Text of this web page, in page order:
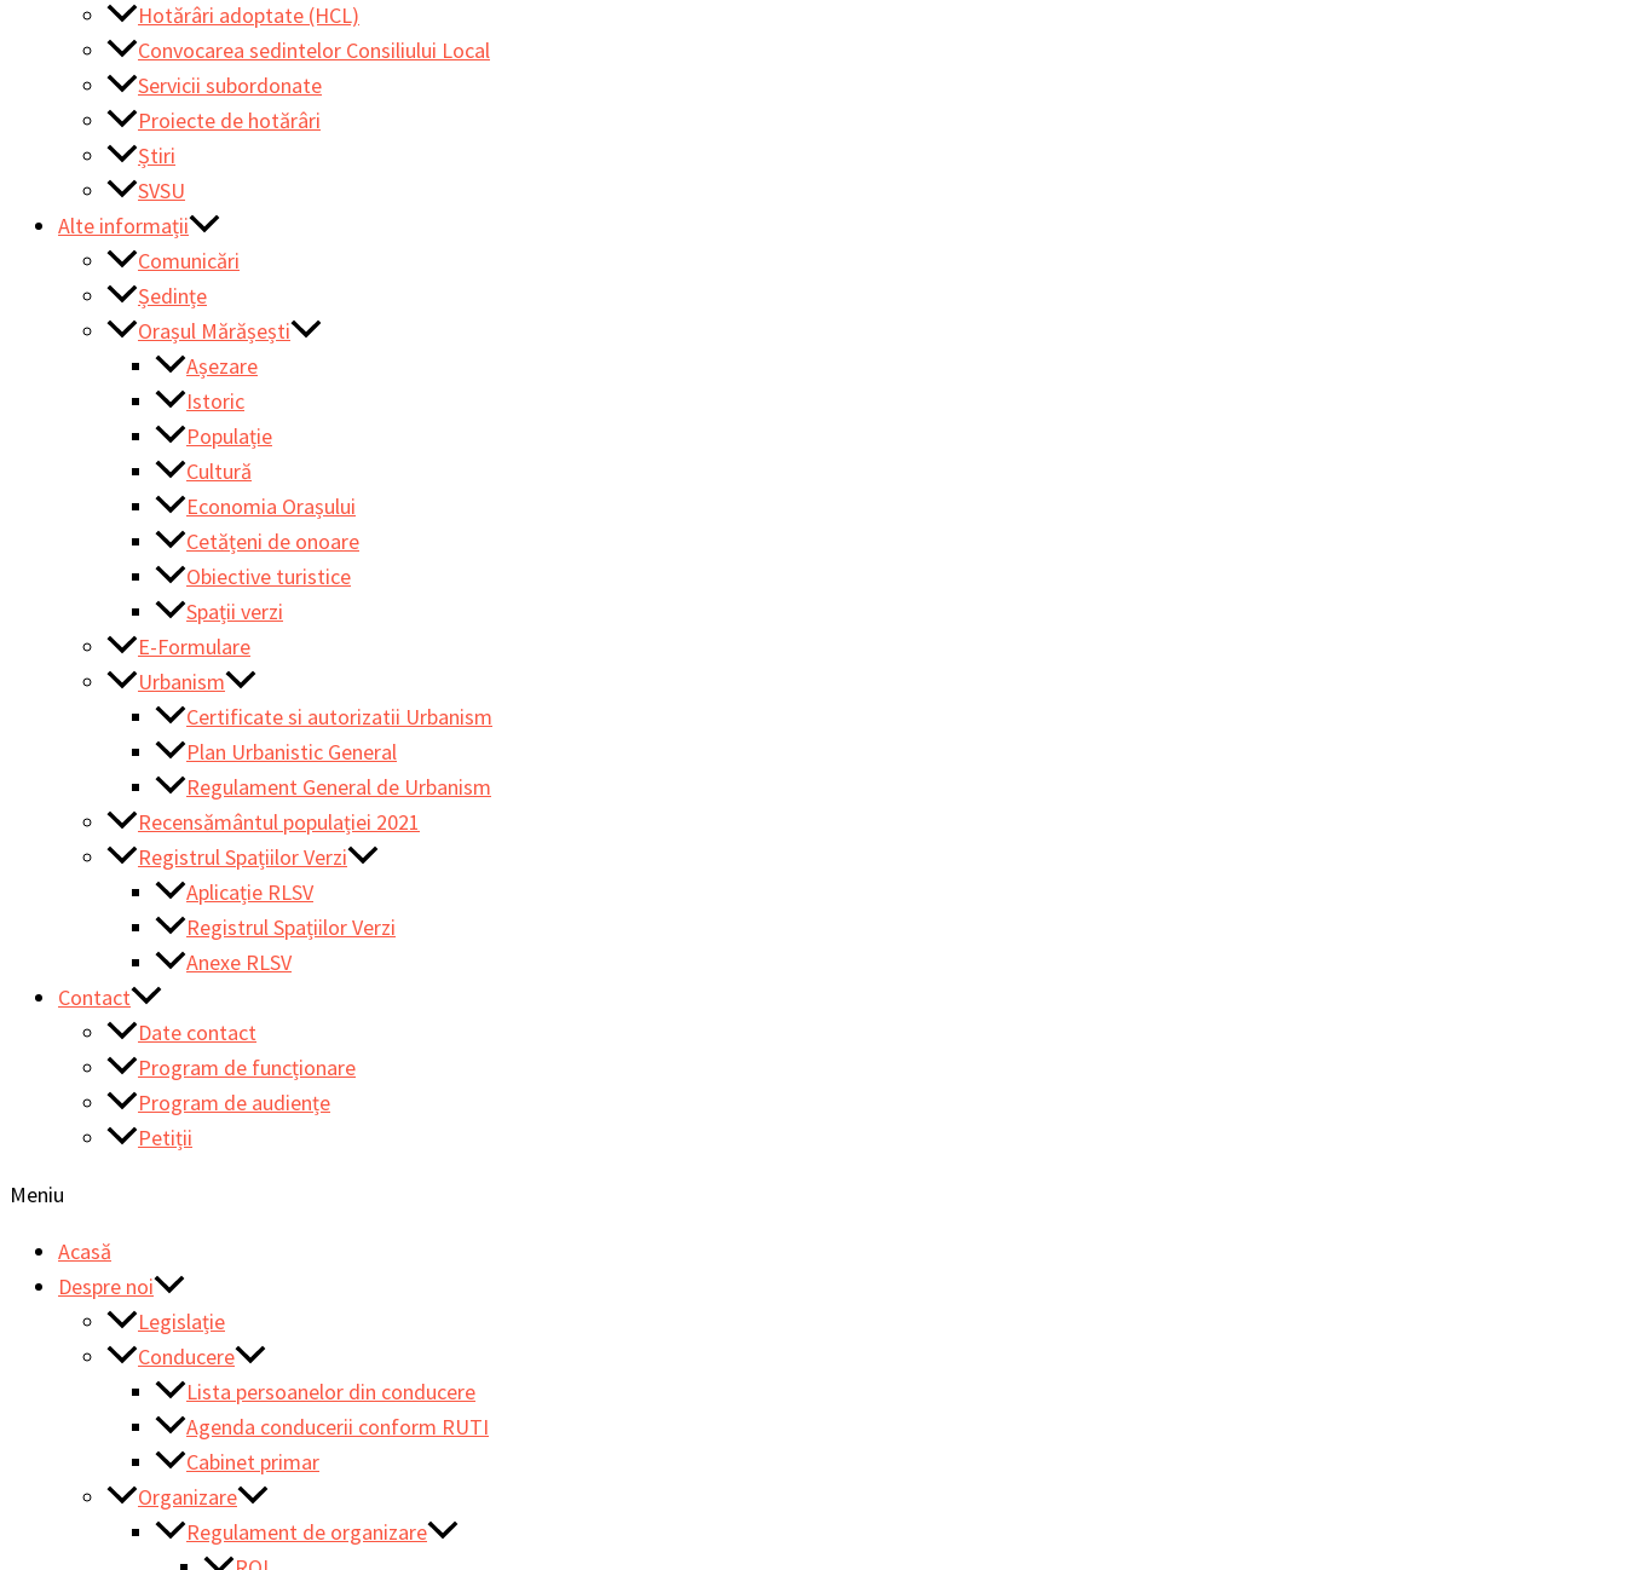
Hotărâri adoptate (HCL)
Convocarea sedintelor Consiliului Local
Servicii subordonate
Proiecte de hotărâri
Știri
SVSU
Alte informații
Comunicări
Ședințe
Orașul Mărășești
Așezare
Istoric
Populație
Cultură
Economia Orașului
Cetățeni de onoare
Obiective turistice
Spații verzi
E-Formulare
Urbanism
Certificate si autorizatii Urbanism
Plan Urbanistic General
Regulament General de Urbanism
Recensământul populației 2021
Registrul Spațiilor Verzi
Aplicație RLSV
Registrul Spațiilor Verzi
Anexe RLSV
Contact
Date contact
Program de funcționare
Program de audiențe
Petiții
Meniu
Acasă
Despre noi
Legislație
Conducere
Lista persoanelor din conducere
Agenda conducerii conform RUTI
Cabinet primar
Organizare
Regulament de organizare